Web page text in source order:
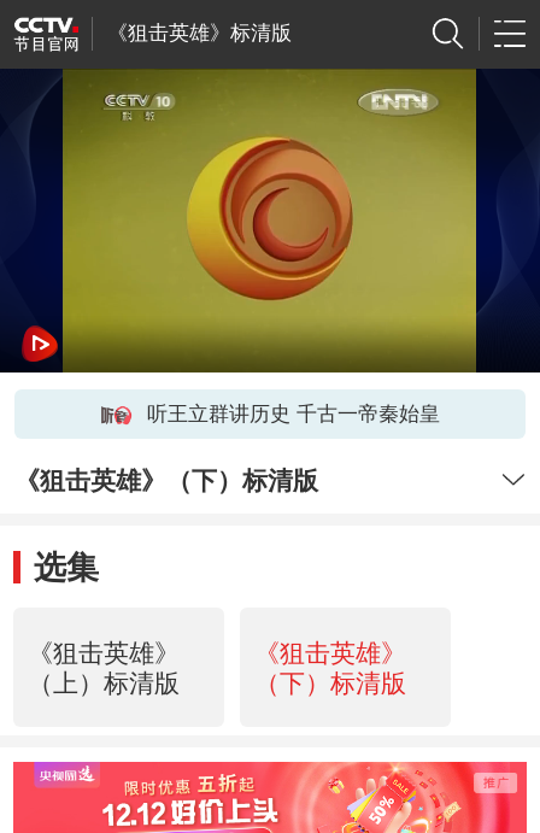
《狙击英雄》标清版
听王立群讲历史 千古一帝秦始皇
《狙击英雄》（下）标清版
选集
《狙击英雄》
（上）标清版
《狙击英雄》
（下）标清版